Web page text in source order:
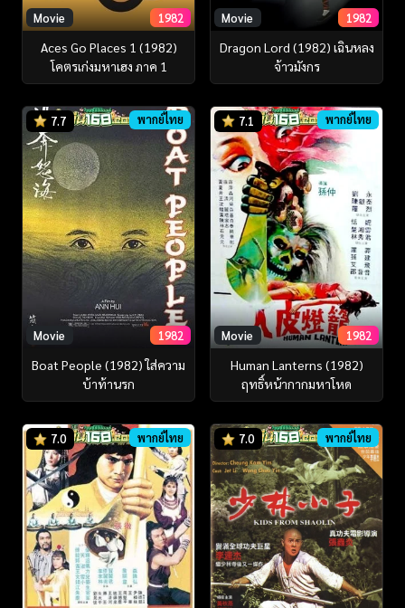
Movie 1982
Aces Go Places 1 (1982)
โคตรเก่งมหาเฮง ภาค 1
Movie 1982
Dragon Lord (1982) เฉินหลง
จ้าวมังกร
7.7 พากย์ไทย
Movie 1982
Boat People (1982) ใส่ความ
บ้าท้านรก
7.1 พากย์ไทย
Movie 1982
Human Lanterns (1982)
ฤทธิ์หน้ากากมหาโหด
7.0 พากย์ไทย 7.0 พากย์ไทย